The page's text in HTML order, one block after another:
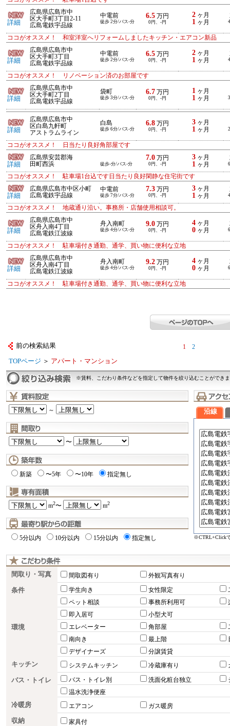
詳細
広島県広島市中
区大手町3丁目2-11
広島電鉄宇品線
中電前
徒歩 2分/バス-分
6.5万円
0円、-円
2 ヶ月
1 ヶ月
ココがオススメ！ 和室洋室へリフォームしましたキッチン・エアコン新品
詳細
広島県広島市中
区大手町3丁目
広島電鉄宇品線
中電前
徒歩 2分/バス-分
6.5万円
0円、-円
2 ヶ月
1 ヶ月
ココがオススメ！ リノベーション済のお部屋です
詳細
広島県広島市中
区大手町2丁目
広島電鉄宇品線
袋町
徒歩 3分/バス-分
6.7万円
0円、-円
1 ヶ月
1 ヶ月
詳細
広島県広島市中
区白島九軒町
アストラムライン
白島
徒歩 6分/バス-分
6.8万円
0円、-円
3 ヶ月
1 ヶ月
ココがオススメ！ 日当たり良好角部屋です
詳細
広島県安芸郡海
田町西浜
徒歩-分/バス-分
7.0万円
0円、-円
3 ヶ月
1 ヶ月
ココがオススメ！ 駐車場1台込です日当たり良好閑静な住宅街です
詳細
広島県広島市中区小町
広島電鉄宇品線
中電前
徒歩 7分/バス-分
7.3万円
0円、-円
3 ヶ月
1 ヶ月
ココがオススメ！ 地蔵通り沿い。事務所・店舗使用相談可。
詳細
広島県広島市中
区舟入南4丁目
広島電鉄江波線
舟入南町
徒歩 4分/バス-分
9.0万円
0円、-円
4 ヶ月
0 ヶ月
ココがオススメ！ 駐車場付き通勤、通学、買い物に便利な立地
詳細
広島県広島市中
区舟入南4丁目
広島電鉄江波線
舟入南町
徒歩 4分/バス-分
9.2万円
0円、-円
4 ヶ月
0 ヶ月
ココがオススメ！ 駐車場付き通勤、通学、買い物に便利な立地
前の検索結果 1 2
TOPページ ＞ アパート・マンション
※賃料、こだわり条件などを指定して物件を絞り込むことができ
～
〜
新築 〜5年 〜10年 指定無し
m2〜 m2
5分以内 10分以内 15分以内 指定無し
沿線
※CTRL+Click
間取り・写真 間取図有り 外観写真有り
条件 学生向き 女性限定
ペット相談
事務所利用可
即入居可
小型犬可
環境 エレベーター 角部屋
南向き
最上階
デザイナーズ
分譲賃貸
キッチン システムキッチン 冷蔵庫有り
バス・トイレ バス・トイレ別 洗面化粧台独立
温水洗浄便座
冷暖房 エアコン ガス暖房
収納 家具付